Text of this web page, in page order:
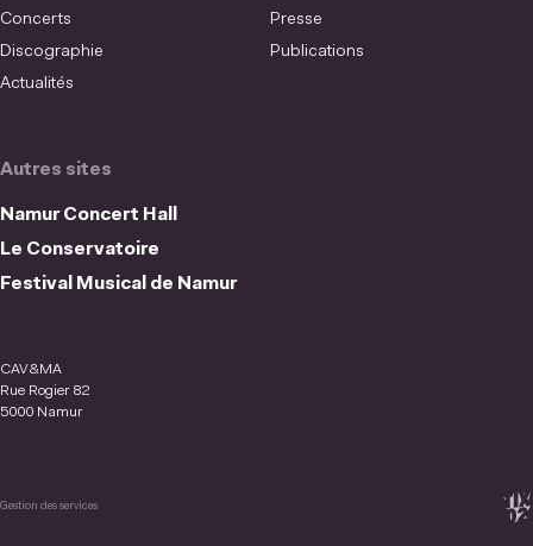
Autres sites
Namur Concert Hall
Le Conservatoire
Festival Musical de Namur
Concerts
Presse
Discographie
Publications
Actualités
CAV&MA
Rue Rogier 82
5000 Namur
Gestion des services